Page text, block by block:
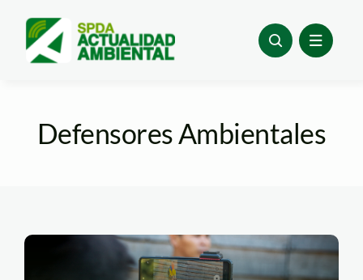
content
Defensores Ambientales